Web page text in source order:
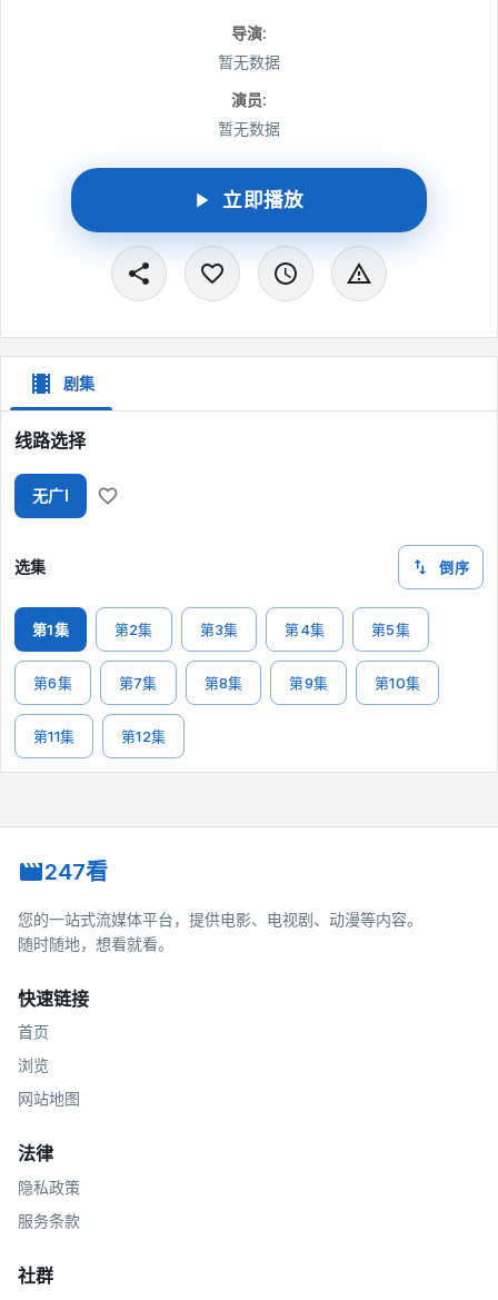
看，带你沉浸式感受索尼克一行人热闹又治愈的欢乐时光。
导演:
暂无数据
演员:
暂无数据
立即播放
剧集
线路选择
无广I
选集 倒序
第1集 第2集 第3集 第4集 第5集
第6集 第7集 第8集 第9集 第10集
第11集 第12集
247看
您的一站式流媒体平台，提供电影、电视剧、动漫等内容。
随时随地，想看就看。
快速链接
首页
浏览
网站地图
法律
隐私政策
服务条款
社群